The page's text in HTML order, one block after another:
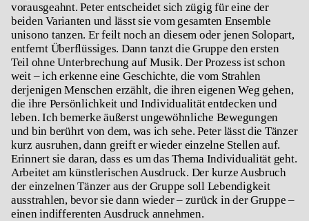
vorausgeahnt. Peter entscheidet sich zügig für eine der
beiden Varianten und lässt sie vom gesamten Ensemble
unisono tanzen. Er feilt noch an diesem oder jenen Solopart,
entfernt Überflüssiges. Dann tanzt die Gruppe den ersten
Teil ohne Unterbrechung auf Musik. Der Prozess ist schon
weit – ich erkenne eine Geschichte, die vom Strahlen
derjenigen Menschen erzählt, die ihren eigenen Weg gehen,
die ihre Persönlichkeit und Individualität entdecken und
leben. Ich bemerke äußerst ungewöhnliche Bewegungen
und bin berührt von dem, was ich sehe. Peter lässt die Tänzer
kurz ausruhen, dann greift er wieder einzelne Stellen auf.
Erinnert sie daran, dass es um das Thema Individualität geht.
Arbeitet am künstlerischen Ausdruck. Der kurze Ausbruch
der einzelnen Tänzer aus der Gruppe soll Lebendigkeit
ausstrahlen, bevor sie dann wieder – zurück in der Gruppe –
einen indifferenten Ausdruck annehmen.